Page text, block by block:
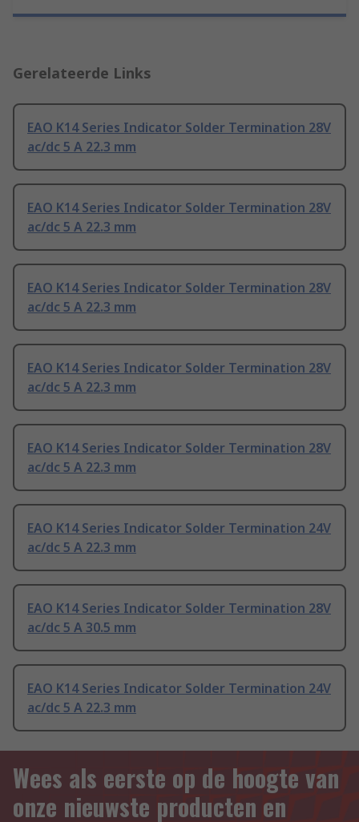
Gerelateerde Links
EAO K14 Series Indicator Solder Termination 28V
ac/dc 5 A 22.3 mm
EAO K14 Series Indicator Solder Termination 28V
ac/dc 5 A 22.3 mm
EAO K14 Series Indicator Solder Termination 28V
ac/dc 5 A 22.3 mm
EAO K14 Series Indicator Solder Termination 28V
ac/dc 5 A 22.3 mm
EAO K14 Series Indicator Solder Termination 28V
ac/dc 5 A 22.3 mm
EAO K14 Series Indicator Solder Termination 24V
ac/dc 5 A 22.3 mm
EAO K14 Series Indicator Solder Termination 28V
ac/dc 5 A 30.5 mm
EAO K14 Series Indicator Solder Termination 24V
ac/dc 5 A 22.3 mm
Wees als eerste op de hoogte van
onze nieuwste producten en